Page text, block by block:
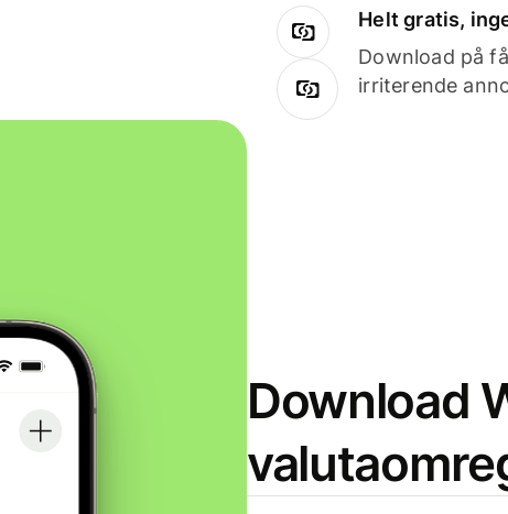
Helt gratis,
Download på
irriterende
Download